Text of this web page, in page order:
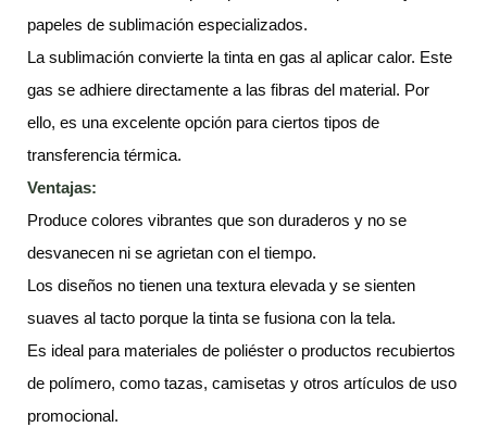
papeles de sublimación especializados.
La sublimación convierte la tinta en gas al aplicar calor. Este
gas se adhiere directamente a las fibras del material. Por
ello, es una excelente opción para ciertos tipos de
transferencia térmica.
Ventajas:
Produce colores vibrantes que son duraderos y no se
desvanecen ni se agrietan con el tiempo.
Los diseños no tienen una textura elevada y se sienten
suaves al tacto porque la tinta se fusiona con la tela.
Es ideal para materiales de poliéster o productos recubiertos
de polímero, como tazas, camisetas y otros artículos de uso
promocional.